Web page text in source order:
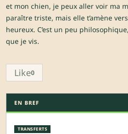
et mon chien, je peux aller voir ma
paraître triste, mais elle t’amène
heureux. C’est un peu
que je vis.
Like0
EN BREF
TRANSFERTS